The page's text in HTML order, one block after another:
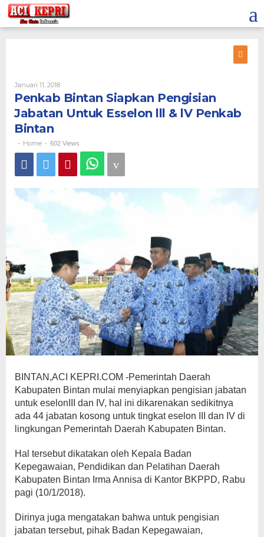
Lewati
ke
konten
Januari 11, 2018Oleh
Penkab Bintan Siapkan Pengisian
Jabatan Untuk Esselon lll & lV Penkab
Bintan
- Home - 602 Views
BINTAN,ACI KEPRI.COM -Pemerintah Daerah
Kabupaten Bintan mulai menyiapkan pengisian jabatan
untuk eselonIII dan IV, hal ini dikarenakan sedikitnya
ada 44 jabatan kosong untuk tingkat eselon III dan IV di
lingkungan Pemerintah Daerah Kabupaten Bintan.
Hal tersebut dikatakan oleh Kepala Badan
Kepegawaian, Pendidikan dan Pelatihan Daerah
Kabupaten Bintan Irma Annisa di Kantor BKPPD, Rabu
pagi (10/1/2018).
Dirinya juga mengatakan bahwa untuk pengisian
jabatan tersebut, pihak Badan Kepegawaian,